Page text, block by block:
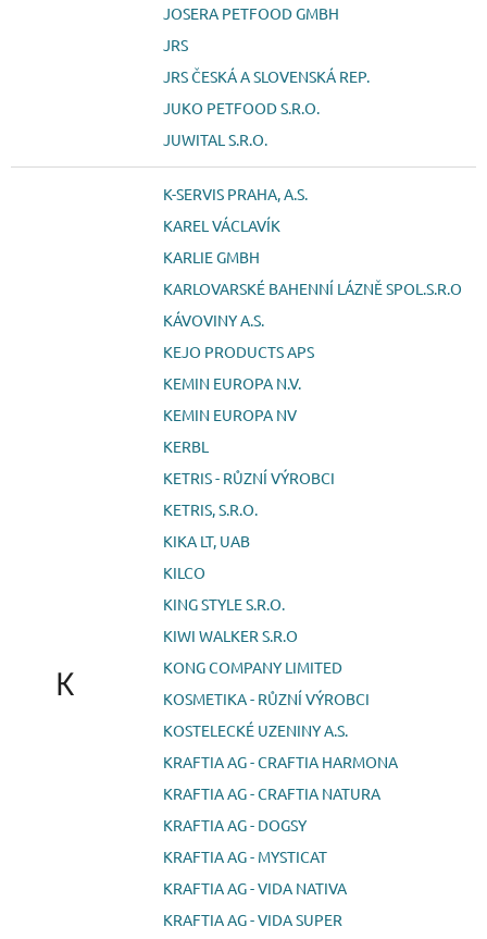
JOSERA PETFOOD GMBH
JRS
JRS ČESKÁ A SLOVENSKÁ REP.
JUKO PETFOOD S.R.O.
JUWITAL S.R.O.
K
K-SERVIS PRAHA, A.S.
KAREL VÁCLAVÍK
KARLIE GMBH
KARLOVARSKÉ BAHENNÍ LÁZNĚ SPOL.S.R.O
KÁVOVINY A.S.
KEJO PRODUCTS APS
KEMIN EUROPA N.V.
KEMIN EUROPA NV
KERBL
KETRIS - RŮZNÍ VÝROBCI
KETRIS, S.R.O.
KIKA LT, UAB
KILCO
KING STYLE S.R.O.
KIWI WALKER S.R.O
KONG COMPANY LIMITED
KOSMETIKA - RŮZNÍ VÝROBCI
KOSTELECKÉ UZENINY A.S.
KRAFTIA AG - CRAFTIA HARMONA
KRAFTIA AG - CRAFTIA NATURA
KRAFTIA AG - DOGSY
KRAFTIA AG - MYSTICAT
KRAFTIA AG - VIDA NATIVA
KRAFTIA AG - VIDA SUPER